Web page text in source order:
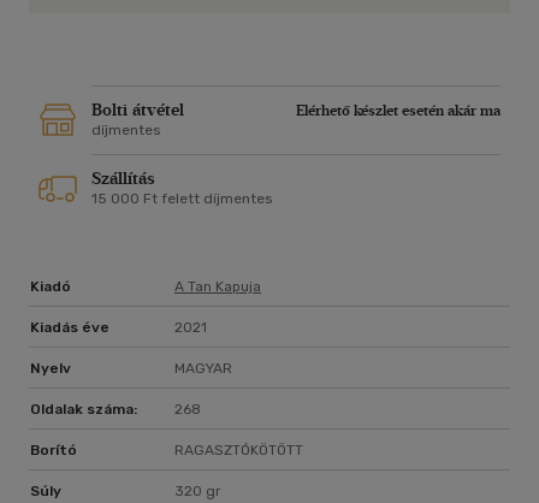
Bolti átvétel
Elérhető készlet esetén akár ma
díjmentes
Szállítás
15 000 Ft felett díjmentes
Kiadó A Tan Kapuja
Kiadás éve 2021
Nyelv MAGYAR
Oldalak száma: 268
Borító RAGASZTÓKÖTÖTT
Súly 320 gr